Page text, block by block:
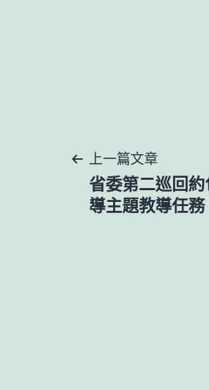
文
章
上一篇文章
省委第二巡回
導主題教導任務